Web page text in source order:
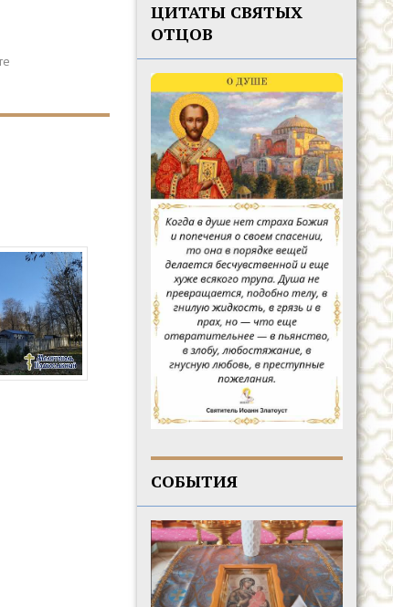
ЦИТАТЫ СВЯТЫХ
ОТЦОВ
СОБЫТИЯ